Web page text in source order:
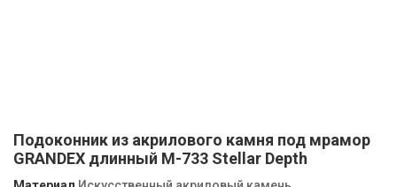
Подоконник из акрилового камня под мрамор
GRANDEX длинный M-733 Stellar Depth